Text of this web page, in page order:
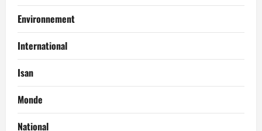
Environnement
International
Isan
Monde
National